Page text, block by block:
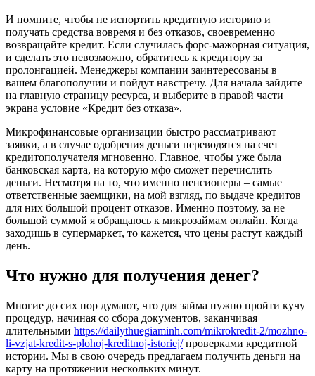
И помните, чтобы не испортить кредитную историю и
получать средства вовремя и без отказов, своевременно
возвращайте кредит. Если случилась форс-мажорная ситуация,
и сделать это невозможно, обратитесь к кредитору за
пролонгацией. Менеджеры компании заинтересованы в
вашем благополучии и пойдут навстречу. Для начала зайдите
на главную страницу ресурса, и выберите в правой части
экрана условие «Кредит без отказа».
Микрофинансовые организации быстро рассматривают
заявки, а в случае одобрения деньги переводятся на счет
кредитополучателя мгновенно. Главное, чтобы уже была
банковская карта, на которую мфо сможет перечислить
деньги. Несмотря на то, что именно пенсионеры – самые
ответственные заемщики, на мой взгляд, по выдаче кредитов
для них большой процент отказов. Именно поэтому, за не
большой суммой я обращаюсь к микрозаймам онлайн. Когда
заходишь в супермаркет, то кажется, что цены растут каждый
день.
Что нужно для получения денег?
Многие до сих пор думают, что для займа нужно пройти кучу
процедур, начиная со сбора документов, заканчивая
длительными https://dailythuegiaminh.com/mikrokredit-2/mozhno-
li-vzjat-kredit-s-plohoj-kreditnoj-istoriej/проверками кредитной
истории. Мы в свою очередь предлагаем получить деньги на
карту на протяжении нескольких минут.